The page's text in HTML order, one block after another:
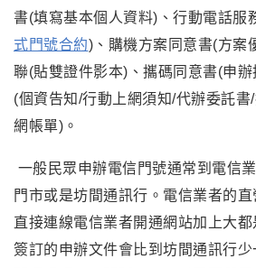
書(填寫基本個人資料) 、行動電話服
式門號合約)、購機方案同意書(方案
聯(貼雙證件影本)、攜碼同意書(申
(個資告知/行動上網須知/代辦委託書
網帳單) 。
一般民眾申辦電信門號通常到電信
門市或是坊間通訊行。電信業者的
直接連線電信業者開通網站加上大
簽訂的申辦文件會比到坊間通訊行